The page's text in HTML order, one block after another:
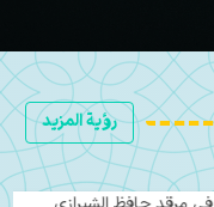
رؤية المزيد